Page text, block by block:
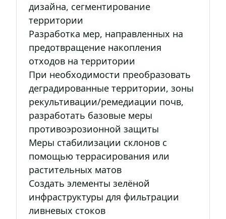
дизайна, сегментирование
территории
Разработка мер, направленных на
предотвращение накопления
отходов на территории
При необходимости преобразовать
деградированные территории, зоны
рекультивации/ремедиации почв,
разработать базовые меры
противоэрозионной защиты
Меры стабилизации склонов с
помощью террасирования или
растительных матов
Создать элементы зелёной
инфраструктуры для фильтрации
ливневых стоков